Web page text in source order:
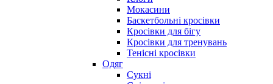
Мокасини
Баскетбольні кросівки
Кросівки для бігу
Кросівки для тренувань
Тенісні кросівки
Одяг
Сукні